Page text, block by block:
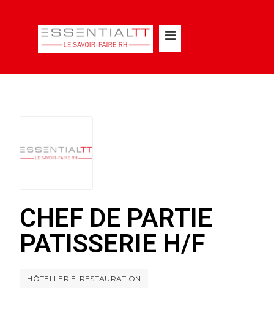
CHEF DE PARTIE
PATISSERIE H/F
HÔTELLERIE-RESTAURATION